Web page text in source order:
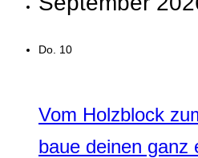
Do. 10
Vom Holzblock
baue deinen ganz